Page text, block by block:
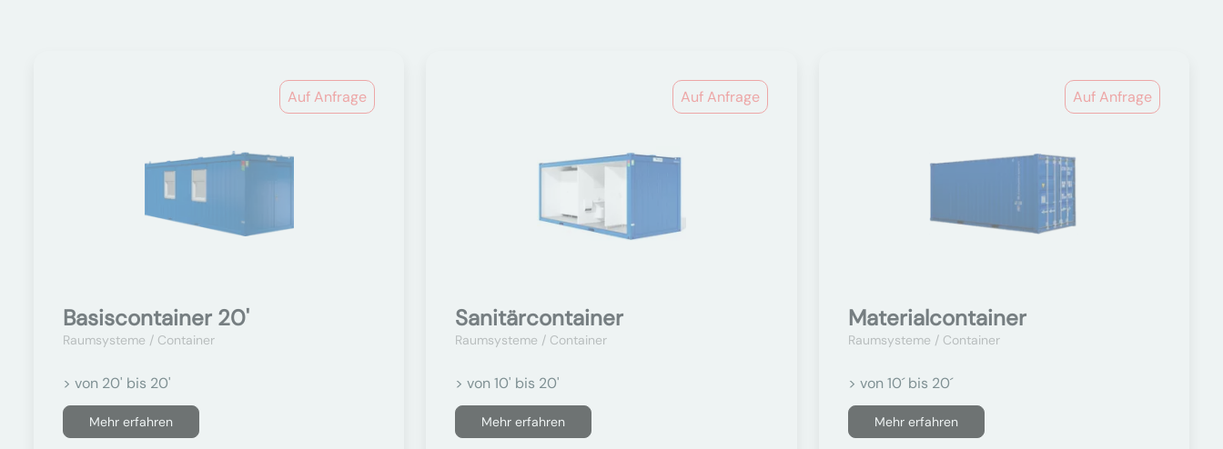
Auf Anfrage
Basiscontainer 20'
Raumsysteme / Container
> von 20' bis 20'
Mehr erfahren
Auf Anfrage
Sanitärcontainer
Raumsysteme / Container
> von 10' bis 20'
Mehr erfahren
Auf Anfrage
Materialcontainer
Raumsysteme / Container
> von 10´ bis 20´
Mehr erfahren